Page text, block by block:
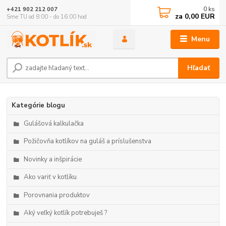
Menu
Hľadať
+421 902 212 007
Sme TU od 8:00 - do 16:00 hod
0 ks
za 0,00 EUR
Kategórie blogu
Gulášová kalkulačka
Požičovňa kotlíkov na guláš a príslušenstva
Novinky a inšpirácie
Ako variť v kotlíku
Porovnania produktov
Aký veľký kotlík potrebuješ ?